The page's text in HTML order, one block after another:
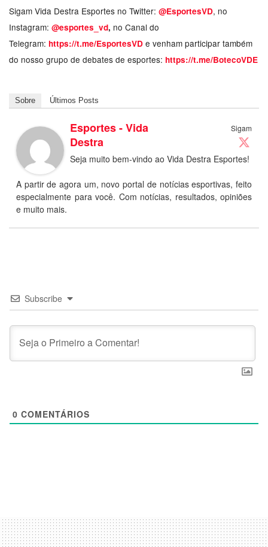
Sigam Vida Destra Esportes no Twitter: @EsportesVD, no
Instagram: @esportes_vd, no Canal do
Telegram: https://t.me/EsportesVD e venham participar também
do nosso grupo de debates de esportes: https://t.me/BotecoVDE
Sobre Últimos Posts
Sigam
Esportes - Vida
Destra
Seja muito bem-vindo ao Vida Destra Esportes!
A partir de agora um, novo portal de notícias esportivas, feito
especialmente para você. Com notícias, resultados, opiniões
e muito mais.
Subscribe
0 COMENTÁRIOS